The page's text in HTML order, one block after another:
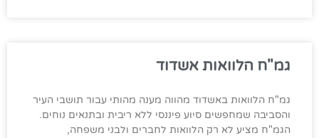
גמ"ח הלוואות אשדוד
גמ"ח הלוואות באשדוד מהווה מענה מהותי עבור תושבי העיר
והסביבה שמחפשים סיוע פיננסי ללא ריבית ובתנאים נוחים.
הגמ"ח מציע לא רק הלוואות לחברים ולבני משפחה,